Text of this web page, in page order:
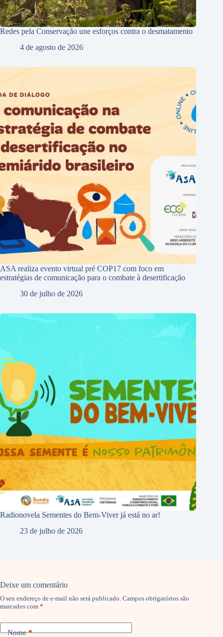
Redes pela Conservação une esforços contra o desmatamento
4 de agosto de 2026
ASA realiza evento virtual pré COP17 com foco em
estratégias de comunicação para o combate à desertificação
30 de julho de 2026
Radionovela Sementes do Bem-Viver já está no ar!
23 de julho de 2026
Deixe um comentário
O seu endereço de e-mail não será publicado. Campos obrigatórios são
marcados com *
Nome*